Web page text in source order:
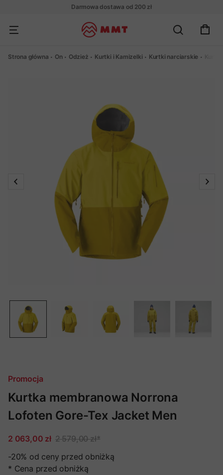
Darmowa dostawa od 200 zł
Strona główna On Odzież Kurtki i Kamizelki Kurtki narciarskie
Promocja
Kurtka membranowa Norrona
Lofoten Gore-Tex Jacket Men
2 063,00 zł 2 579,00 zł*
-20% od ceny przed obniżką
* Cena przed obniżką